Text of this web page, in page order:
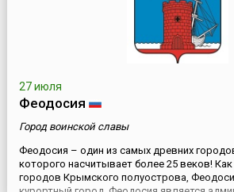
27 июля
Феодосия
Город воинской славы
Феодосия – один из самых древних
которого насчитывает более 25 веков!
городов Крымского полуострова,